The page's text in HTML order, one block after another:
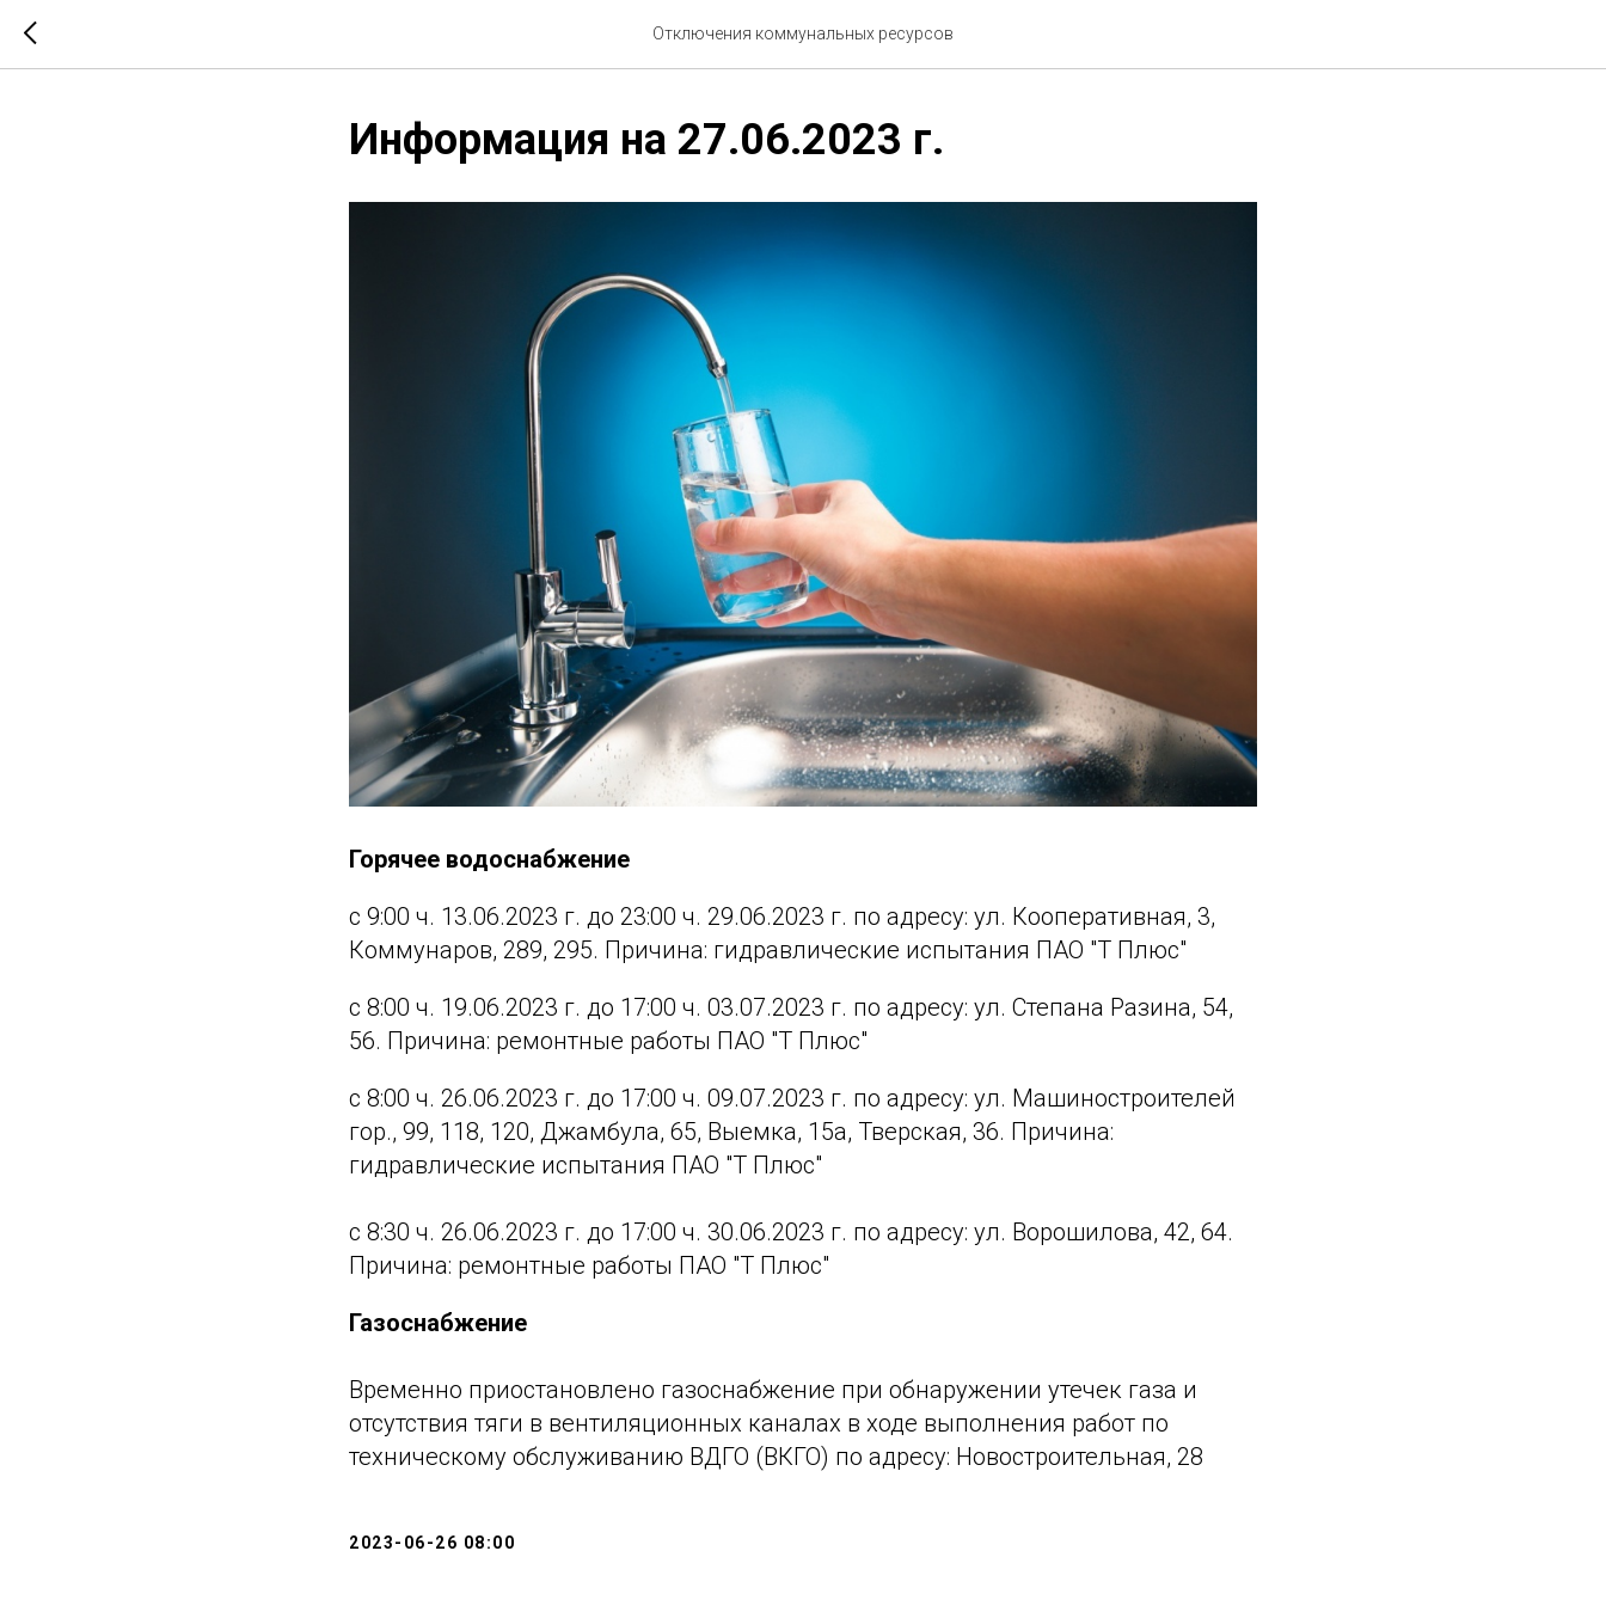
Отключения коммунальных ресурсов
Информация на 27.06.2023 г.
Горячее водоснабжение
с 9:00 ч. 13.06.2023 г. до 23:00 ч. 29.06.2023 г. по адресу: ул. Кооперативная, 3,
Коммунаров, 289, 295. Причина: гидравлические испытания ПАО "Т Плюс"
с 8:00 ч. 19.06.2023 г. до 17:00 ч. 03.07.2023 г. по адресу: ул. Степана Разина, 54,
56. Причина: ремонтные работы ПАО "Т Плюс"
с 8:00 ч. 26.06.2023 г. до 17:00 ч. 09.07.2023 г. по адресу: ул. Машиностроителей
гор., 99, 118, 120, Джамбула, 65, Выемка, 15а, Тверская, 36. Причина:
гидравлические испытания ПАО "Т Плюс"
с 8:30 ч. 26.06.2023 г. до 17:00 ч. 30.06.2023 г. по адресу: ул. Ворошилова, 42, 64.
Причина: ремонтные работы ПАО "Т Плюс"
Газоснабжение
Временно приостановлено газоснабжение при обнаружении утечек газа и
отсутствия тяги в вентиляционных каналах в ходе выполнения работ по
техническому обслуживанию ВДГО (ВКГО) по адресу: Новостроительная, 28
2023-06-26 08:00